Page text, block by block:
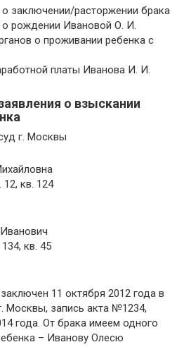
о заключении/расторжении брака
о рождении Ивановой О. И.
о проживании ребенка с
платы Иванова И. И.
о взыскании
г. Москвы
кв. 124
кв. 45
11 октября 2012 года в
Москвы, запись акта №1234,
года. От брака имеем одного
– Иванову Олесю